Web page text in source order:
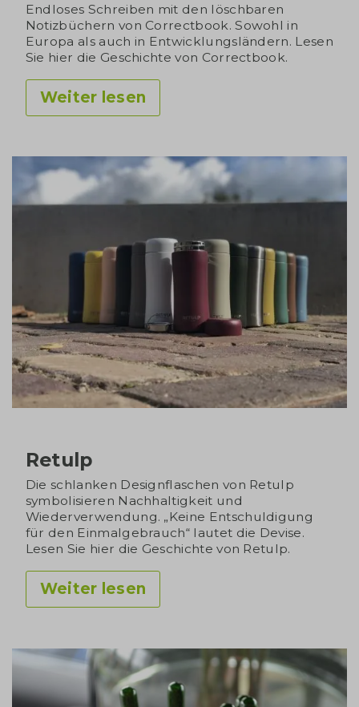
Endloses Schreiben mit den löschbaren
Notizbüchern von Correctbook. Sowohl in
Europa als auch in Entwicklungsländern. Lesen
Sie hier die Geschichte von Correctbook.
Weiter lesen
Retulp
Die schlanken Designflaschen von Retulp
symbolisieren Nachhaltigkeit und
Wiederverwendung. „Keine Entschuldigung
für den Einmalgebrauch“ lautet die Devise.
Lesen Sie hier die Geschichte von Retulp.
Weiter lesen